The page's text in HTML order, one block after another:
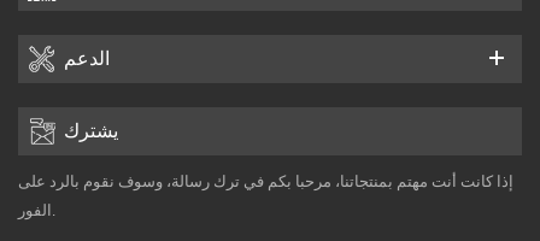
الدعم
يشترك
إذا كانت أنت مهتم بمنتجاتنا، مرحبا بكم في ترك رسالة، وسوف نقوم بالرد على
الفور.